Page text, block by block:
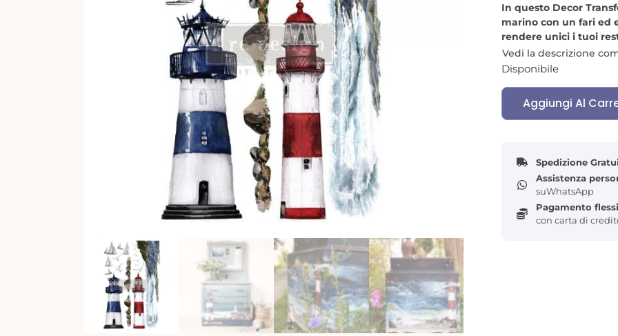
In questo Decor
marino con un fari ed
rendere unici i tuoi
I trasferibili possono
sovrapposti per un
Nella confezione sono
misurano
Eccezionalmente
facili da applicare,
spazio vitale e sono
pareti, pannelli di
Vedi la descrizione
Disponibile
Aggiungi Al
Spedizione
Assistenza
suWhatsApp
Pagamento
con carta di